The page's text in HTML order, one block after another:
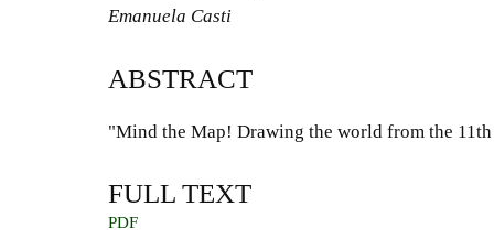
Emanuela Casti
ABSTRACT
"Mind the Map! Drawing the world from the
FULL TEXT
PDF